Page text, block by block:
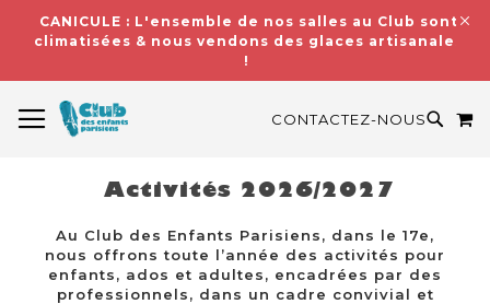
CANICULE : L'ensemble de nos salles au Club sont
climatisées & nous vendons des glaces artisanales
!
CONTACTEZ-NOUS
Activités 2026/2027
Au Club des Enfants Parisiens, dans le 17e,
nous offrons toute l’année des activités pour
enfants, ados et adultes, encadrées par des
professionnels, dans un cadre convivial et